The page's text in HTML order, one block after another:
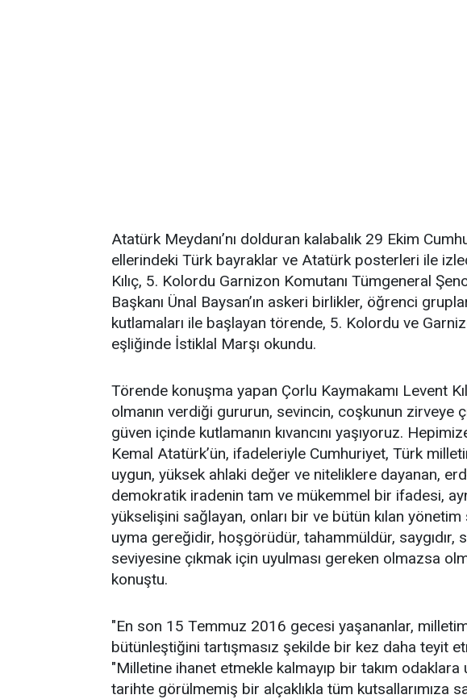
Atatürk Meydanı’nı dolduran kalabalık 29 Ekim
ellerindeki Türk bayraklar ve Atatürk posterleri ile
Kılıç, 5. Kolordu Garnizon Komutanı Tümgeneral
Başkanı Ünal Baysan’ın askeri birlikler, öğrenci
kutlamaları ile başlayan törende, 5. Kolordu ve
eşliğinde İstiklal Marşı okundu.
Törende konuşma yapan Çorlu Kaymakamı Levent
olmanın verdiği gururun, sevincin, coşkunun zirveye
güven içinde kutlamanın kıvancını yaşıyoruz.
Kemal Atatürk’ün, ifadeleriyle Cumhuriyet, Türk
uygun, yüksek ahlaki değer ve niteliklere dayanan,
demokratik iradenin tam ve mükemmel bir ifadesi,
yükselişini sağlayan, onları bir ve bütün kılan yönetim
uyma gereğidir, hoşgörüdür, tahammüldür, saygıdır,
seviyesine çıkmak için uyulması gereken olmazsa
konuştu.
"En son 15 Temmuz 2016 gecesi yaşananlar,
bütünleştiğini tartışmasız şekilde bir kez daha teyit
"Milletine ihanet etmekle kalmayıp bir takım odaklara
tarihte görülmemiş bir alçaklıkla tüm kutsallarımıza